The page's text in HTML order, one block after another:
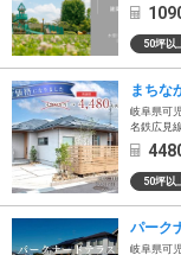
50坪以
まちな
岐阜県可
名鉄広見
50坪以
岐阜県可